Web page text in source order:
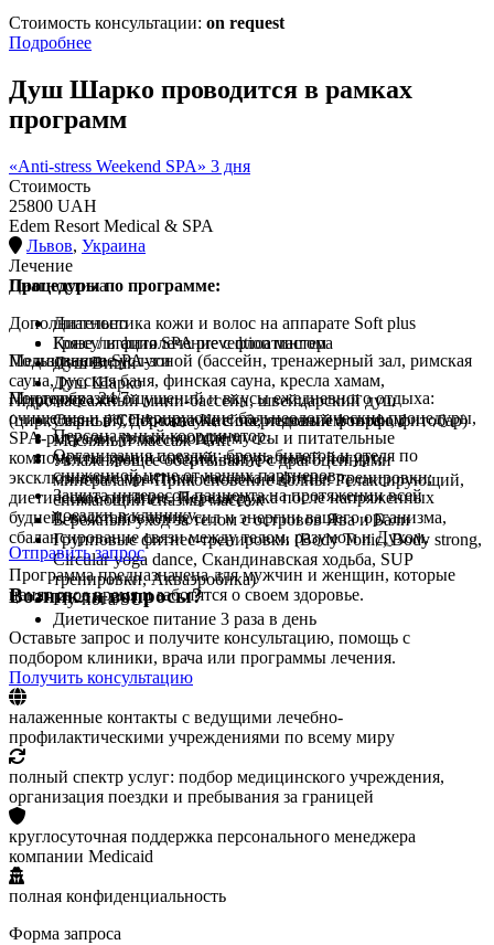
Стоимость консультации: on request
Подробнее
Душ Шарко проводится в рамках
программ
«Anti-stress Weekend SPA» 3 дня
Стоимость
25800 UAH
Edem Resort Medical & SPA
Львов, Украина
Лечение
Процедуры по программе:
Грязе / и фитолечение с флоатингом
Душ Виши
Душ Шарко
Сеанс в СПА-капсуле с обертыванием торфом
Масляный массаж "Gift"
Увлажняющее обертывание с драгоценными
минералами Прикосновение волны. Релаксирующий,
снимающий спазмы массаж
Бережный уход за телом с островов Ява и Бали
Групповые фитнес-тренировки (Body Tonic, Body strong,
Circular yoga dance, Скандинавская ходьба, SUP
тренировки, Акваэробика)
Fly-йога/SUP
Диетическое питание 3 раза в день
Диагностика
Диагностика кожи и волос на аппарате Soft plus
Консультация SPA prevention мастера
Дополнительно
Пользование SPA-зоной (бассейн, тренажерный зал, римская
сауна, русская баня, финская сауна, кресла хамам,
гидромассажный мини-бассейн, швейцарский душ
(циркулярный), дорожка Кнейпа, ледовый фонтан, фитобар)
Медицинские услуги
Многообразие ощущений и вкусы ежедневного отдыха:
очищение и регенерирующие бальнеологические процедуры,
SPA-ритуалы, увлажняющие муссы и питательные
компоненты трав и специй, натуральный йогурт;
эксклюзивные практики массажа и фитнес тренировки;
диетическое питание. Перезагрузка после напряженных
будней, восстановление сил и энергии вашего организма,
сбалансирование связи между телом, разумом и Духом.
Программа предназначена для мужчин и женщин, которые
ценят свое время и заботятся о своем здоровье.
Поддержка 24/7
Персональный координатор.
Организация поездки: бронь билетов и отеля по
сниженной цене от наших партнеров.
Защита интересов пациента на протяжении всей
поездки в клинику.
Отправить запрос
Возникли вопросы?
Оставьте запрос и получите консультацию, помощь с
подбором клиники, врача или программы лечения.
Получить консультацию
налаженные контакты с ведущими лечебно-
профилактическими учреждениями по всему миру
полный спектр услуг: подбор медицинского учреждения,
организация поездки и пребывания за границей
круглосуточная поддержка персонального менеджера
компании Medicaid
полная конфиденциальность
Форма запроса